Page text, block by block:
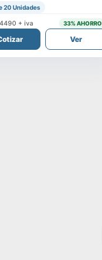
20 Unidades
+ iva 33% AHORRO
Ver